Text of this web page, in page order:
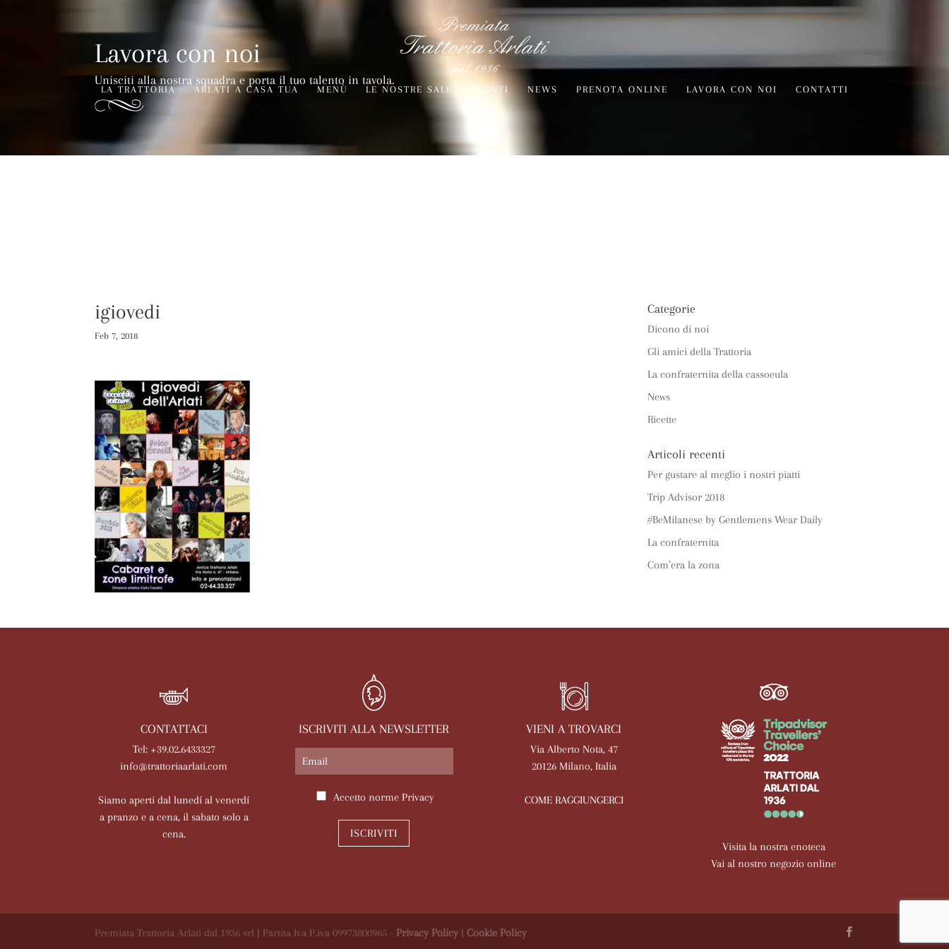
LA TRATTORIA ARLATI A CASA TUA MENÙ LE NOSTRE SALE EVENTI NEWS PRENOTA ONLINE LAVORA CON NOI CONTATTI
Lavora con noi
Unisciti alla nostra squadra e porta il tuo talento in tavola.
igiovedi
Feb 7, 2018
Categorie
Dicono di noi
Gli amici della Trattoria
La confraternita della cassoeula
News
Ricette
Articoli recenti
Per gustare al meglio i nostri piatti
Trip Advisor 2018
#BeMilanese by Gentlemens Wear Daily
La confraternita
Com’era la zona
CONTATTACI
Tel: +39.02.6433327
info@trattoriaarlati.com
Siamo aperti dal lunedí al venerdí
a pranzo e a cena, il sabato solo a
cena.
ISCRIVITI ALLA NEWSLETTER
Accetto norme Privacy
ISCRIVITI
VIENI A TROVARCI
Via Alberto Nota, 47
20126 Milano, Italia
COME RAGGIUNGERCI
Visita la nostra enoteca
Vai al nostro negozio online
Premiata Trattoria Arlati dal 1936 srl | Partita Iva P.iva 09973800965 -Privacy Policy |Cookie Policy